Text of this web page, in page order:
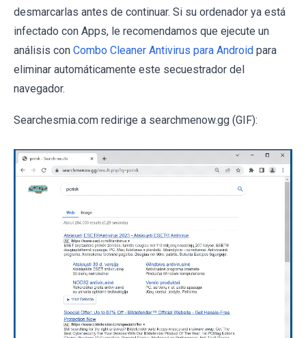
desmarcarlas antes de continuar. Si su ordenador ya está
infectado con Apps, le recomendamos que ejecute un
análisis con Combo Cleaner Antivirus para Android para
eliminar automáticamente este secuestrador del
navegador.
Searchesmia.com redirige a searchmenow.gg (GIF):